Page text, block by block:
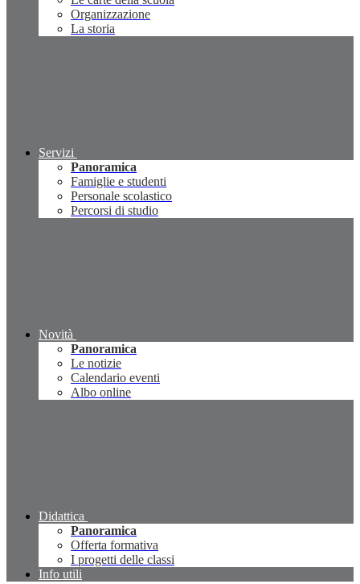
Organizzazione
La storia
Servizi
Panoramica
Famiglie e studenti
Personale scolastico
Percorsi di studio
Novità
Panoramica
Le notizie
Calendario eventi
Albo online
Didattica
Panoramica
Offerta formativa
I progetti delle classi
Info utili